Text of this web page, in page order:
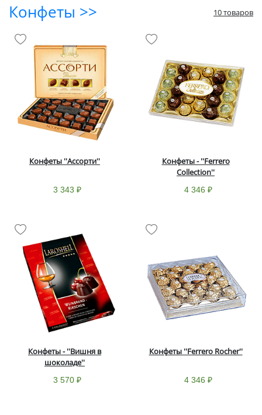
Конфеты >> 10 товаров
Конфеты ''Ассорти''
3 343 ₽
Конфеты - ''Ferrero
Collection''
4 346 ₽
Конфеты - ''Вишня в
шоколаде''
3 570 ₽
Конфеты ''Ferrero Rocher''
4 346 ₽